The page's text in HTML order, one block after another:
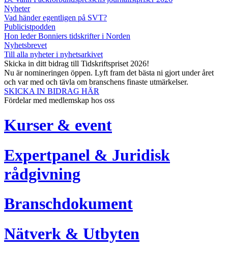
Nyheter
Vad händer egentligen på SVT?
Publicistpodden
Hon leder Bonniers tidskrifter i Norden
Nyhetsbrevet
Till alla nyheter i nyhetsarkivet
Skicka in ditt bidrag till Tidskriftspriset 2026!
Nu är nomineringen öppen. Lyft fram det bästa ni gjort under året
och var med och tävla om branschens finaste utmärkelser.
SKICKA IN BIDRAG HÄR
Fördelar med medlemskap hos oss
Kurser & event
Expertpanel & Juridisk
rådgivning
Branschdokument
Nätverk & Utbyten